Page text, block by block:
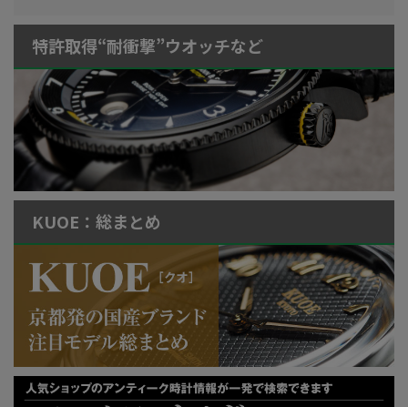
特許取得“耐衝撃”ウオッチなど
KUOE：総まとめ